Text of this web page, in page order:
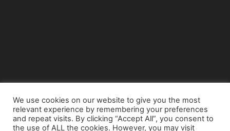
© Copyright 2015 - www.airnews.gr
We use cookies on our website to give you the most
relevant experience by remembering your preferences
and repeat visits. By clicking “Accept All”, you consent to
the use of ALL the cookies. However, you may visit